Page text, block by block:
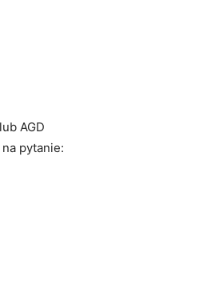
AGD
pytanie: